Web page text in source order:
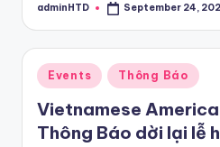
Posted
adminHTD September 24,
Posted
in
Events Thông Báo
Vietnamese
Thông Báo dời lại lễ